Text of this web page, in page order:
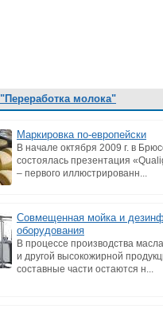
молока"
Маркировка по-европейски
В начале октября 2009 г. в
состоялась презентация
– первого иллюстрированн...
Совмещенная мойка и
оборудования
В процессе производства
и другой высокожирной
составные части остаются н...